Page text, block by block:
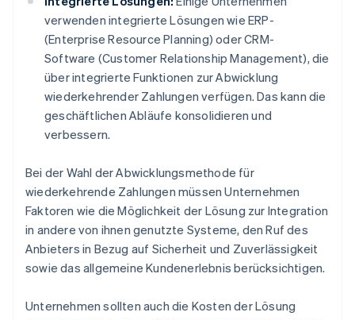
verwenden integrierte Lösungen wie ERP-
(Enterprise Resource Planning) oder CRM-
Software (Customer Relationship Management), die
über integrierte Funktionen zur Abwicklung
wiederkehrender Zahlungen verfügen. Das kann die
geschäftlichen Abläufe konsolidieren und
verbessern.
Bei der Wahl der Abwicklungsmethode für
wiederkehrende Zahlungen müssen Unternehmen
Faktoren wie die Möglichkeit der Lösung zur Integration
in andere von ihnen genutzte Systeme, den Ruf des
Anbieters in Bezug auf Sicherheit und Zuverlässigkeit
sowie das allgemeine Kundenerlebnis berücksichtigen.
Unternehmen sollten auch die Kosten der Lösung